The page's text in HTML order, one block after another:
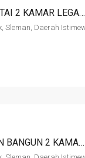
RUMAH DIJUAL JOGJA 2 LANTAI 2 KAMAR LEGALITAS LENGKAP DEKAT KAMPUS UII KALIURANG KM 13
RUMAH DIJUAL JOGJA PESAN BANGUN 2 KAMAR 575 JUTA DEKAT KAMPUS UII KALIURANG